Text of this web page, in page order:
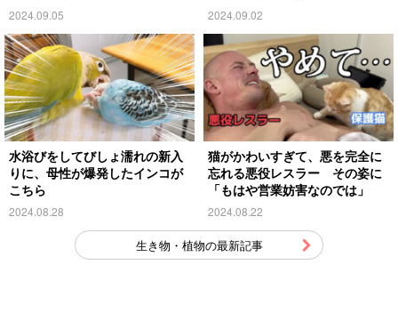
2024.09.05 2024.09.02
水浴びをしてびしょ濡れの新入
りに、母性が爆発したインコが
こちら
2024.08.28
猫がかわいすぎて、悪を完全に
忘れる悪役レスラー その姿に
「もはや営業妨害なのでは」
2024.08.22
生き物・植物の最新記事